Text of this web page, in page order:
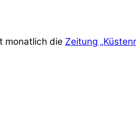
monatlich die Zeitung